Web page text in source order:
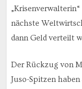
nächste
dann Geld verteilt
Der Rückzug von
Juso-Spitzen